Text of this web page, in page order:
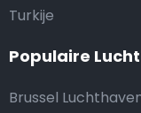
Turkije
Populaire
Brussel